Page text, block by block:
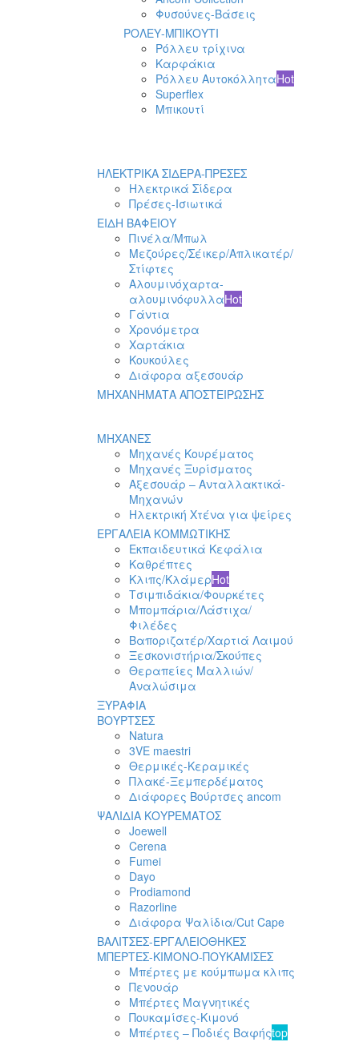
Φυσούνες-Βάσεις
ΡΟΛΕΥ-ΜΠΙΚΟΥΤΙ
Ρόλλευ τρίχινα
Καρφάκια
Ρόλλευ ΑυτοκόλληταHot
Superflex
Μπικουτί
ΗΛΕΚΤΡΙΚΑ ΣΙΔΕΡΑ-ΠΡΕΣΕΣ
Ηλεκτρικά Σίδερα
Πρέσες-Ισιωτικά
ΕΙΔΗ ΒΑΦΕΙΟΥ
Πινέλα/Μπωλ
Μεζούρες/Σέικερ/Απλικατέρ/
Στίφτες
Αλουμινόχαρτα-
αλουμινόφυλλαHot
Γάντια
Χρονόμετρα
Χαρτάκια
Κουκούλες
Διάφορα αξεσουάρ
ΜΗΧΑΝΗΜΑΤΑ ΑΠΟΣΤΕΙΡΩΣΗΣ
ΜΗΧΑΝΕΣ
Μηχανές Κουρέματος
Μηχανές Ξυρίσματος
Αξεσουάρ – Ανταλλακτικά-
Μηχανών
Ηλεκτρική Χτένα για ψείρες
ΕΡΓΑΛΕΙΑ ΚΟΜΜΩΤΙΚΗΣ
Εκπαιδευτικά Κεφάλια
Καθρέπτες
Κλιπς/ΚλάμερHot
Τσιμπιδάκια/Φουρκέτες
Μπομπάρια/Λάστιχα/
Φιλέδες
Βαποριζατέρ/Χαρτιά Λαιμού
Ξεσκονιστήρια/Σκούπες
Θεραπείες Μαλλιών/
Αναλώσιμα
ΞΥΡΑΦΙΑ
ΒΟΥΡΤΣΕΣ
Natura
3VE maestri
Θερμικές-Κεραμικές
Πλακέ-Ξεμπερδέματος
Διάφορες Βούρτσες ancom
ΨΑΛΙΔΙΑ ΚΟΥΡΕΜΑΤΟΣ
Joewell
Cerena
Fumei
Dayo
Prodiamond
Razorline
Διάφορα Ψαλίδια/Cut Cape
ΒΑΛΙΤΣΕΣ-ΕΡΓΑΛΕΙΟΘΗΚΕΣ
ΜΠΕΡΤΕΣ-ΚΙΜΟΝΟ-ΠΟΥΚΑΜΙΣΕΣ
Μπέρτες με κούμπωμα κλιπς
Πενουάρ
Μπέρτες Μαγνητικές
Πουκαμίσες-Κιμονό
Μπέρτες – Ποδιές Βαφήςtop